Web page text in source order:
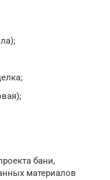
бани,
материалов